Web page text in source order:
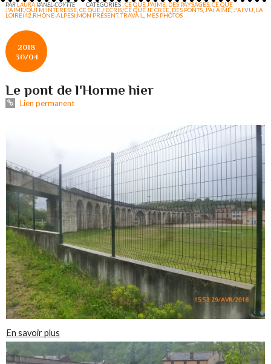
PARLAURAVANEL-COYTTE CATÉGORIES :CE QUE J'AIME. DES PAYSAGES ,CE QUE
J'AIME/QUI M'INTERESSE ,CE QUE J'ECRIS/CE QUE JE CREE DES PONTS J'AI AIMÉ J'AI VU LA
LOIRE(42,RHÔNE-ALPES):MON PRÉSENT, TRAVAIL MES PHOTOS
2018
30/04
Le pont de l'Horme hier
Lien permanent
En savoir plus